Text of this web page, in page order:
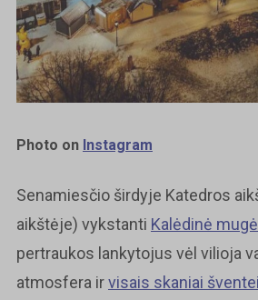
Photo on Instagram
Senamiesčio širdyje Katedros
aikštėje) vykstanti Kalėdinė mugė
pertraukos lankytojus vėl vilioja
atmosfera irvisais skaniai